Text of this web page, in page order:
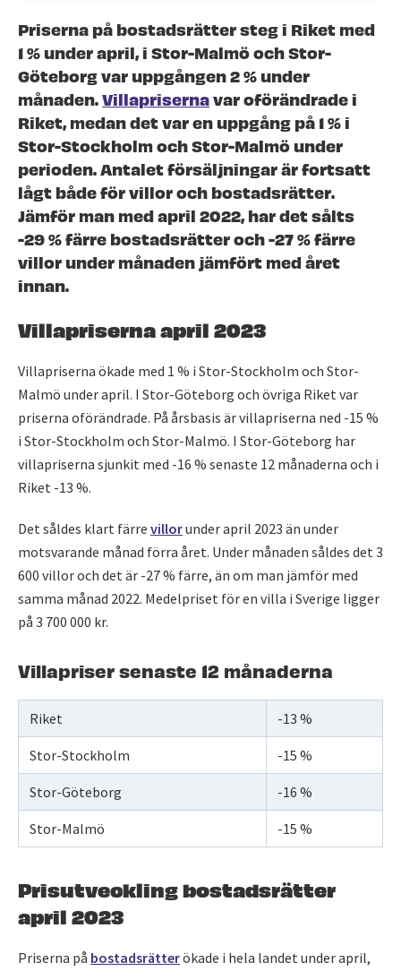
Priserna på bostadsrätter steg i Riket med
1 % under april, i Stor-Malmö och Stor-
Göteborg var uppgången 2 % under
månaden.Villaprisernavar oförändrade i
Riket, medan det var en uppgång på 1 % i
Stor-Stockholm och Stor-Malmö under
perioden. Antalet försäljningar är fortsatt
lågt både för villor och bostadsrätter.
Jämför man med april 2022, har det sålts
-29 % färre bostadsrätter och -27 % färre
villor under månaden jämfört med året
innan.
Villapriserna april 2023
Villapriserna ökade med 1 % i Stor-Stockholm och Stor-
Malmö under april. I Stor-Göteborg och övriga Riket var
priserna oförändrade. På årsbasis är villapriserna ned -15 %
i Stor-Stockholm och Stor-Malmö. I Stor-Göteborg har
villapriserna sjunkit med -16 % senaste 12 månaderna och i
Riket -13 %.
Det såldes klart färre villorunder april 2023 än under
motsvarande månad förra året. Under månaden såldes det 3
600 villor och det är -27 % färre, än om man jämför med
samma månad 2022. Medelpriset för en villa i Sverige ligger
på 3 700 000 kr.
Villapriser senaste 12 månaderna
Riket -13 %
Stor-Stockholm -15 %
Stor-Göteborg -16 %
Stor-Malmö -15 %
Prisutveckling bostadsrätter
april 2023
Priserna på bostadsrätterökade i hela landet under april,